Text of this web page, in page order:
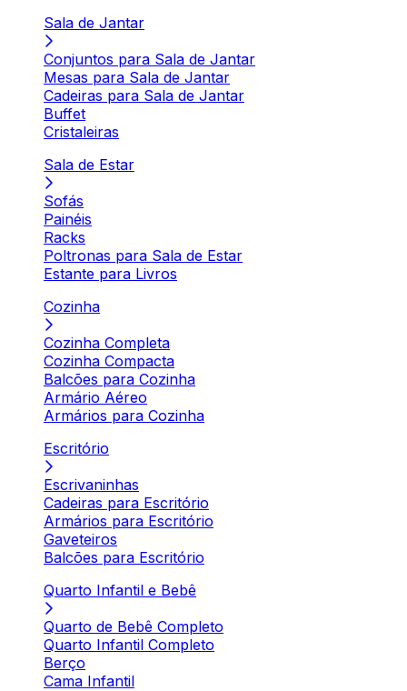
Sala de Jantar
Conjuntos para Sala de Jantar
Mesas para Sala de Jantar
Cadeiras para Sala de Jantar
Buffet
Cristaleiras
Sala de Estar
Sofás
Painéis
Racks
Poltronas para Sala de Estar
Estante para Livros
Cozinha
Cozinha Completa
Cozinha Compacta
Balcões para Cozinha
Armário Aéreo
Armários para Cozinha
Escritório
Escrivaninhas
Cadeiras para Escritório
Armários para Escritório
Gaveteiros
Balcões para Escritório
Quarto Infantil e Bebê
Quarto de Bebê Completo
Quarto Infantil Completo
Berço
Cama Infantil